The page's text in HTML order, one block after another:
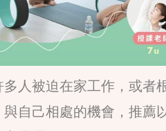
人被迫在家工作，或者
自己相處的機會，推薦